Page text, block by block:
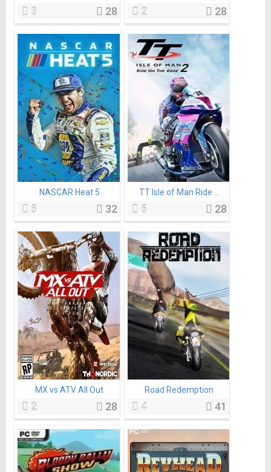
3 28 2 28
NASCAR Heat 5
5 32
TT Isle of Man Ride ...
5 28
MX vs ATV All Out
2 28
Road Redemption
4 41